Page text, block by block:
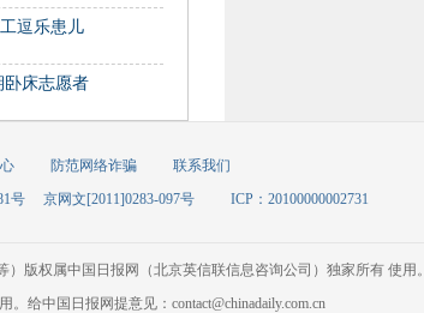
逗乐患儿
卧床志愿者
防范网络诈骗
联系我们
号 京网文[2011]0283-097号 ICP：20100000002731
版权属中国日报网（北京英信联信息咨询公司）独家所有 使用。
给中国日报网提意见：contact@chinadaily.com.cn